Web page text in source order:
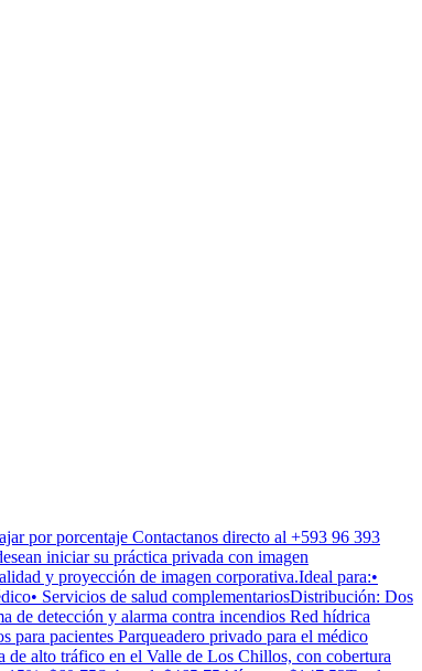
por porcentaje Contactanos directo al +593 96 393
iniciar su práctica privada con imagen
y proyección de imagen corporativa.Ideal para:•
Servicios de salud complementariosDistribución: Dos
de detección y alarma contra incendios Red hídrica
pacientes Parqueadero privado para el médico
alto tráfico en el Valle de Los Chillos, con cobertura